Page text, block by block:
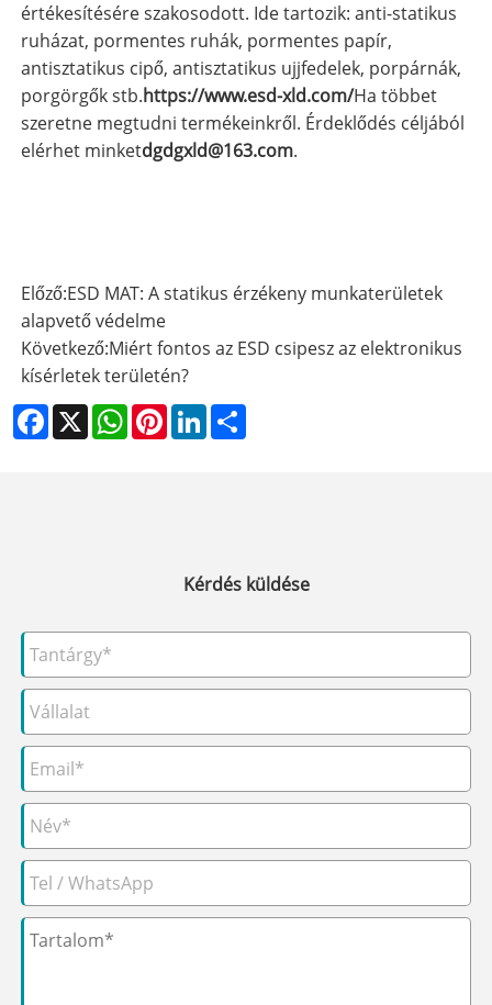
értékesítésére szakosodott. Ide tartozik: anti-statikus
ruházat, pormentes ruhák, pormentes papír,
antisztatikus cipő, antisztatikus ujjfedelek, porpárnák,
porgörgők stb.https://www.esd-xld.com/Ha többet
szeretne megtudni termékeinkről. Érdeklődés céljából
elérhet minketdgdgxld@163.com.
Előző:ESD MAT: A statikus érzékeny munkaterületek
alapvető védelme
Következő:Miért fontos az ESD csipesz az elektronikus
kísérletek területén?
Facebook
X WhatsApp
PinterestLinkedIn
Kérdés küldése